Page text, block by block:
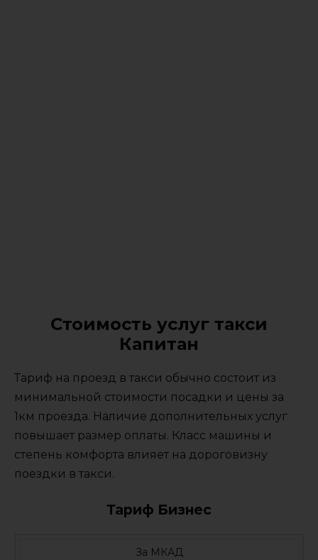
Стоимость услуг такси
Капитан
Тариф на проезд в такси обычно состоит из
минимальной стоимости посадки и цены за
1км проезда. Наличие дополнительных услуг
повышает размер оплаты. Класс машины и
степень комфорта влияет на дороговизну
поездки в такси.
Тариф Бизнес
За МКАД